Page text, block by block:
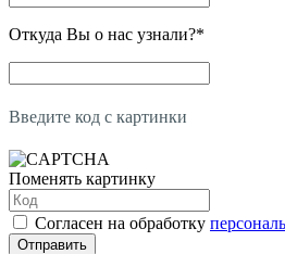
Откуда Вы о нас узнали?*
Введите код с картинки
Поменять картинку
Согласен на обработку
Отправить